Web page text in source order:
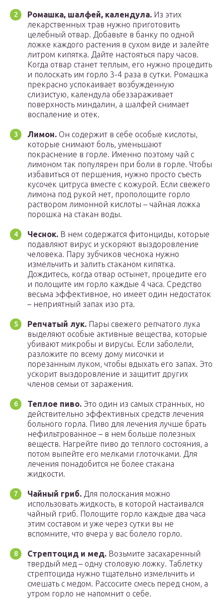
Ромашка, шалфей, календула. Из этих
лекарственных трав нужно приготовить
целебный отвар. Добавьте в банку по одной
ложке каждого растения в сухом виде и залейте
литром кипятка. Дайте настояться пару часов.
Когда отвар станет теплым, его нужно процедить
и полоскать им горло 3-4 раза в сутки. Ромашка
прекрасно успокаивает возбужденную
слизистую, календула обеззараживает
поверхность миндалин, а шалфей снимает
воспаление и отек.
Лимон. Он содержит в себе особые кислоты,
которые снимают боль, уменьшают
покраснение в горле. Именно поэтому чай с
лимоном так популярен при боли в горле. Чтобы
избавиться от першения, нужно просто съесть
кусочек цитруса вместе с кожурой. Если свежего
лимона под рукой нет, прополощите горло
раствором лимонной кислоты – чайная ложка
порошка на стакан воды.
Чеснок. В нем содержатся фитонциды, которые
подавляют вирус и ускоряют выздоровление
человека. Пару зубчиков чеснока нужно
измельчить и залить стаканом кипятка.
Дождитесь, когда отвар остынет, процедите его
и полощите им горло каждые 4 часа. Средство
весьма эффективное, но имеет один недостаток
– неприятный запах изо рта.
Репчатый лук. Пары свежего репчатого лука
выделяют особые активные вещества, которые
убивают микробы и вирусы. Если заболели,
разложите по всему дому мисочки и
порезанным луком, чтобы вдыхать его запах. Это
ускорит выздоровление и защитит других
членов семьи от заражения.
Теплое пиво. Это один из самых странных, но
действительно эффективных средств лечения
больного горла. Пиво для лечения лучше брать
нефильтрованное – в нем больше полезных
веществ. Нагрейте пиво до теплого состояния, а
потом выпейте его мелками глоточками. Для
лечения понадобится не более стакана
жидкости.
Чайный гриб. Для полоскания можно
использовать жидкость, в которой настаивался
чайный гриб. Полощите горло каждые два часа
этим составом и уже через сутки вы не
вспомните, что вчера у вас болело горло.
Стрептоцид и мед. Возьмите засахаренный
твердый мед – одну столовую ложку. Таблетку
стрептоцида нужно тщательно измельчить и
смешать с медом. Рассосите смесь перед сном, а
утром горло не напомнит о себе.